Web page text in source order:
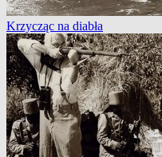
Krzycząc na diabła